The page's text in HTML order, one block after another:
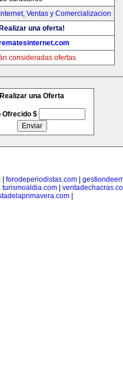
Internet, Ventas y Comercializacion
Realizar una oferta!
consideradas ofertas
Realizar una Oferta
Ofrecido $
forodeperiodistas.com
turismoaldia.com|